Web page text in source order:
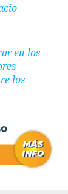
en los
los